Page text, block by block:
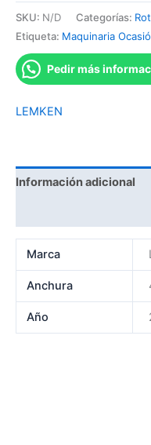
SKU: N/D Categorías:
Etiqueta: Maquinaria
Pedir más
LEMKEN
Información adicional
Marca
Anchura
Año